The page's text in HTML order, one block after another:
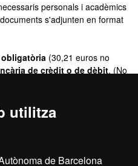
utilitza
de Barcelona
personals i acadèmics
s'adjunten en format
(30,21 euros no
de crèdit o de dèbit. (No
vos el